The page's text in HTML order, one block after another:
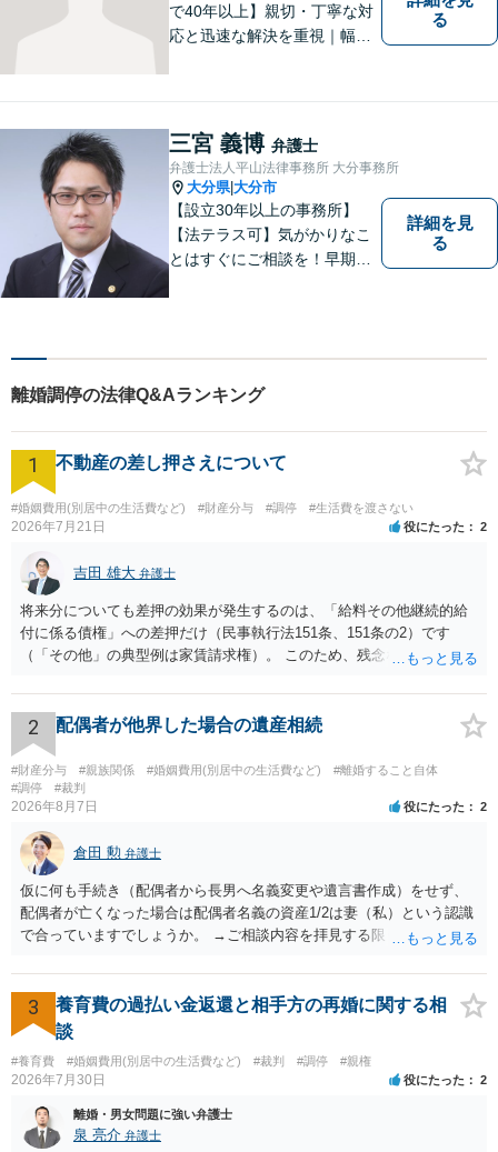
で40年以上】親切・丁寧な対
応と迅速な解決を重視｜幅広
ら最善の解決を目指します
【別府・杵築にも拠点】
る
三宮 義博 弁護士
弁護士法人平山法律事務所 大分事務所
大分県|大分市
【設立30年以上の事務所】
【法テラス可】気がかりなこ
とはすぐにご相談を！早期対
など幅広い問題に柔軟に対応
詳細を見
る
離婚調停の法律Q&Aランキング
1 不動産の差し押さえについて
#婚姻費用(別居中の生活費など) #財産分与 #調停 #生活費を渡さない
2026年7月21日 役にたった 2
吉田 雄大 弁護士
将来分についても差押の効果が発生するのは、「給料その他継続的給
付に係る債権」への差押だけ（民事執行法151条、151条の2）です
（「その他」の典型例は家賃請求権）。 このため、残念ながらお答え
のみが配当の対象です。
2 配偶者が他界した場合の遺産相続
#財産分与 #親族関係 #婚姻費用(別居中の生活費など)
#離婚すること自体
#調停
#裁判
2026年8月7日 役にたった 2
倉田 勲 弁護士
仮に何も手続き（配偶者から長男へ名義変更や遺言書作成）をせず、
配偶者が亡くなった場合は配偶者名義の資産1/2は妻（私）という認識
で合っていますでしょうか。 →ご相談内容を拝見する限りでは、その
完全に所有する場合は、他の相続人に対して自宅の評価額の１/２の代
償金の支払いが必要になります。
3
養育費の過払い金返還と相手方の再婚に関する相
談
#養育費 #婚姻費用(別居中の生活費など) #裁判 #調停 #親権
2026年7月30日 役にたった 2
離婚・男女問題に強い弁護士
泉 亮介 弁護士